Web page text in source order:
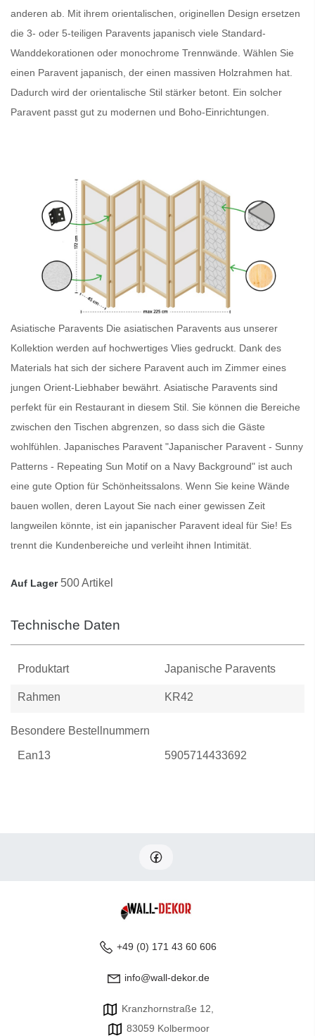
anderen ab. Mit ihrem orientalischen, originellen Design ersetzen
die 3- oder 5-teiligen Paravents japanisch viele Standard-
Wanddekorationen oder monochrome Trennwände. Wählen Sie
einen Paravent japanisch , der einen massiven Holzrahmen hat.
Dadurch wird der orientalische Stil stärker betont. Ein solcher
Paravent passt gut zu modernen und Boho-Einrichtungen.
Asiatische Paravents Die asiatischen Paravents aus unserer
Kollektion werden auf hochwertiges Vlies gedruckt. Dank des
Materials hat sich der sichere Paravent auch im Zimmer eines
jungen Orient-Liebhaber bewährt. Asiatische Paravents sind
perfekt für ein Restaurant in diesem Stil. Sie können die Bereiche
zwischen den Tischen abgrenzen, so dass sich die Gäste
wohlfühlen. Japanisches Paravent "Japanischer Paravent - Sunny
Patterns - Repeating Sun Motif on a Navy Background" ist auch
eine gute Option für Schönheitssalons. Wenn Sie keine Wände
bauen wollen, deren Layout Sie nach einer gewissen Zeit
langweilen könnte, ist ein japanischer Paravent ideal für Sie! Es
trennt die Kundenbereiche und verleiht ihnen Intimität.
Auf Lager 500 Artikel
Technische Daten
Produktart Japanische Paravents
Rahmen KR42
Besondere Bestellnummern
Ean13 5905714433692
+49 (0) 171 43 60 606
info@wall-dekor.de
Kranzhornstraße 12,
83059 Kolbermoor